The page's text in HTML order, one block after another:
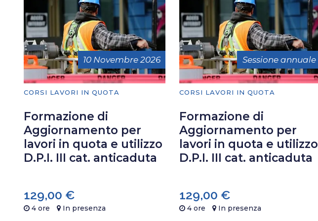
10 Novembre 2026
CORSI LAVORI IN QUOTA
Formazione di
Aggiornamento per
lavori in quota e utilizzo
D.P.I. III cat. anticaduta
129,00 €
4 ore In presenza
Sessione annuale
CORSI LAVORI IN QUOTA
Formazione di
Aggiornamento per
lavori in quota e utilizzo
D.P.I. III cat. anticaduta
129,00 €
4 ore In presenza